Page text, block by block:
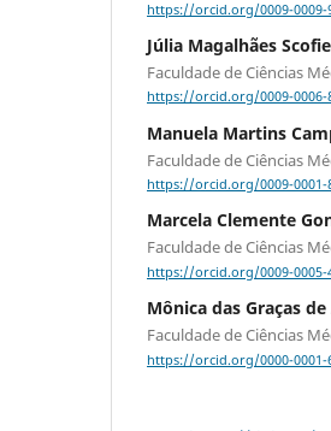
https://orcid.org/0009-0009-
Júlia Magalhães
Faculdade de Ciências
https://orcid.org/0009-0006-
Manuela Martins
Faculdade de Ciências
https://orcid.org/0009-0001-
Marcela Clemente
Faculdade de Ciências
https://orcid.org/0009-0005-
Mônica das Graças
Faculdade de Ciências
https://orcid.org/0000-0001-